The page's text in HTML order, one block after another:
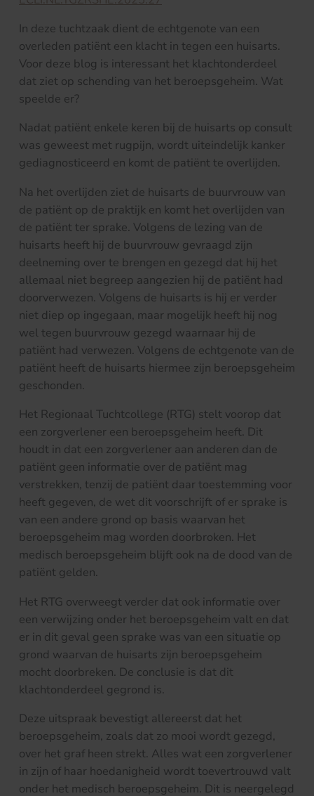
In deze tuchtzaak dient de echtgenote van een
overleden patiënt een klacht in tegen een huisarts.
Voor deze blog is interessant het klachtonderdeel
dat ziet op schending van het beroepsgeheim. Wat
speelde er?
Nadat patiënt enkele keren bij de huisarts op consult
was geweest met rugpijn, wordt uiteindelijk kanker
gediagnosticeerd en komt de patiënt te overlijden.
Na het overlijden ziet de huisarts de buurvrouw van
de patiënt op de praktijk en komt het overlijden van
de patiënt ter sprake. Volgens de lezing van de
huisarts heeft hij de buurvrouw gevraagd zijn
deelneming over te brengen en gezegd dat hij het
allemaal niet begreep aangezien hij de patiënt had
doorverwezen. Volgens de huisarts is hij er verder
niet diep op ingegaan, maar mogelijk heeft hij nog
wel tegen buurvrouw gezegd waarnaar hij de
patiënt had verwezen. Volgens de echtgenote van de
patiënt heeft de huisarts hiermee zijn beroepsgeheim
geschonden.
Het Regionaal Tuchtcollege (RTG) stelt voorop dat
een zorgverlener een beroepsgeheim heeft. Dit
houdt in dat een zorgverlener aan anderen dan de
patiënt geen informatie over de patiënt mag
verstrekken, tenzij de patiënt daar toestemming voor
heeft gegeven, de wet dit voorschrijft of er sprake is
van een andere grond op basis waarvan het
beroepsgeheim mag worden doorbroken. Het
medisch beroepsgeheim blijft ook na de dood van de
patiënt gelden.
Het RTG overweegt verder dat ook informatie over
een verwijzing onder het beroepsgeheim valt en dat
er in dit geval geen sprake was van een situatie op
grond waarvan de huisarts zijn beroepsgeheim
mocht doorbreken. De conclusie is dat dit
klachtonderdeel gegrond is.
Deze uitspraak bevestigt allereerst dat het
beroepsgeheim, zoals dat zo mooi wordt gezegd,
over het graf heen strekt. Alles wat een zorgverlener
in zijn of haar hoedanigheid wordt toevertrouwd valt
onder het medisch beroepsgeheim. Dit is neergelegd